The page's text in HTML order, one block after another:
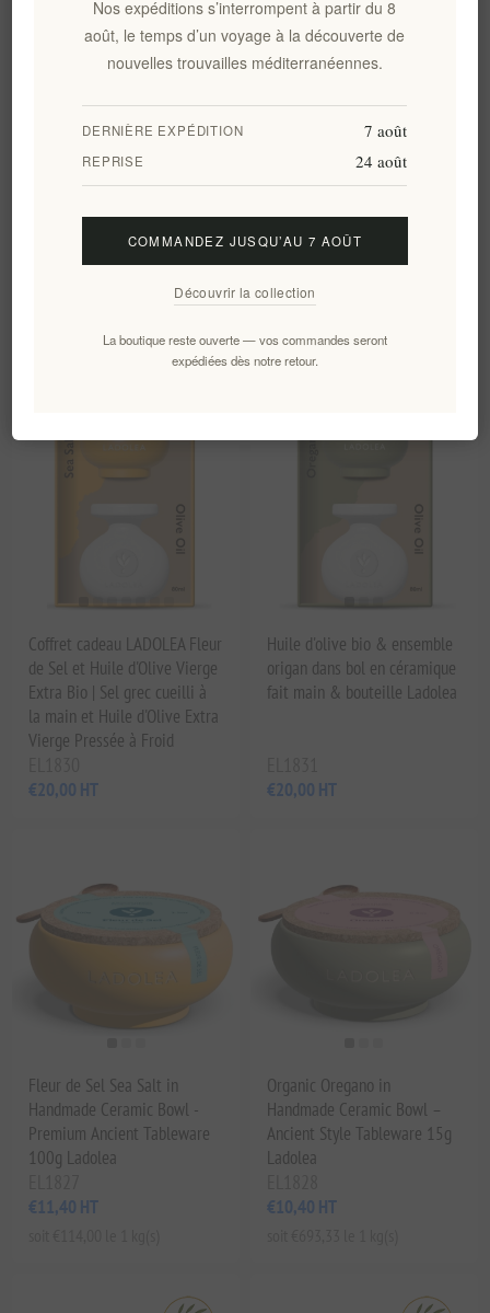
Huile d'olive extra vierge
biologique LADOLEA Patrinia
soit €53,17 le 1 lt
Vinaigre Doux Bio à la
Bergamote LADOLEA 200ml
€17,30 HTsoit €86,50 le 1 lt
Coffret cadeau LADOLEA Fleur
de Sel et Huile d'Olive Vierge
Extra Bio | Sel grec cueilli à
la main et Huile d'Olive Extra
Vierge Pressée à Froid
€20,00 HT
Huile d'olive bio & ensemble
origan dans bol en céramique
fait main & bouteille Ladolea
€20,00 HT
Fleur de Sel Sea Salt in
Handmade Ceramic Bowl -
Premium Ancient Tableware
100g Ladolea
€11,40 HT
Organic Oregano in
Handmade Ceramic Bowl –
Ancient Style Tableware 15g
Ladolea
€10,40 HT
Nos expéditions s’interrompent à partir du 8
août, le temps d’un voyage à la découverte de
nouvelles trouvailles méditerranéennes.
DERNIÈRE EXPÉDITION 7 août
REPRISE 24 août
COMMANDEZ JUSQU’AU 7 AOÛT
Découvrir la collection
La boutique reste ouverte — vos commandes seront
expédiées dès notre retour.